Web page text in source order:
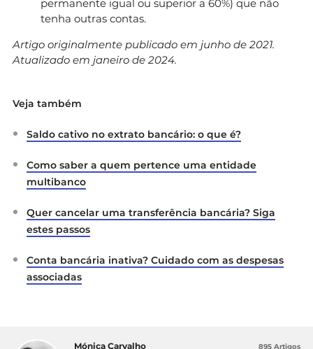
permanente igual ou superior a 60%) que não
tenha outras contas.
Artigo originalmente publicado em junho de 2021.
Atualizado em janeiro de 2024.
Veja também
Saldo cativo no extrato bancário: o que é?
Como saber a quem pertence uma entidade
multibanco
Quer cancelar uma transferência bancária? Siga
estes passos
Conta bancária inativa? Cuidado com as despesas
associadas
Mónica Carvalho 895 Artigos